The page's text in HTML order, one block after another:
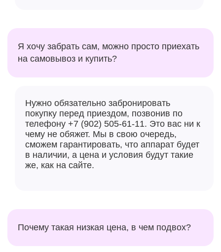
Я хочу забрать сам, можно просто приехать
на самовывоз и купить?
Нужно обязательно забронировать
покупку перед приездом, позвонив по
телефону +7 (902) 505-61-11. Это вас ни к
чему не обяжет. Мы в свою очередь,
сможем гарантировать, что аппарат будет
в наличии, а цена и условия будут такие
же, как на сайте.
Почему такая низкая цена, в чем подвох?